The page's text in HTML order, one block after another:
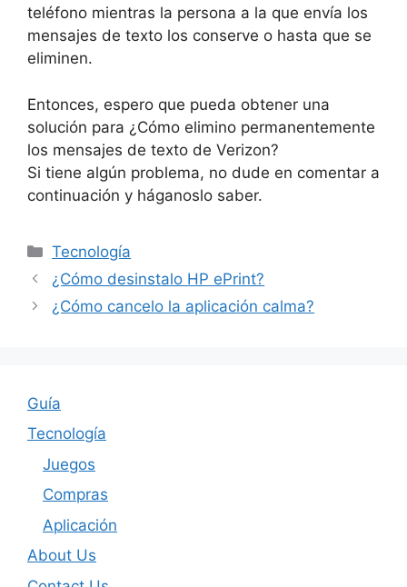
teléfono mientras la persona a la que envía los
mensajes de texto los conserve o hasta que se
eliminen.
Entonces, espero que pueda obtener una
solución para ¿Cómo elimino permanentemente
los mensajes de texto de Verizon?
Si tiene algún problema, no dude en comentar a
continuación y háganoslo saber.
Categories
Tecnología
¿Cómo desinstalo HP ePrint?
¿Cómo cancelo la aplicación calma?
Guía
Tecnología
Juegos
Compras
Aplicación
About Us